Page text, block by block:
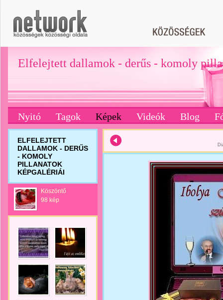
Elfelejtett dallamok - derűs - komoly
Nyitó Tagok Képek Videók Blog
ELFELEJTETT
DALLAMOK - DERŰS
- KOMOLY
PILLANATOK
KÉPGALÉRIÁI
Köszöntő
98 kép